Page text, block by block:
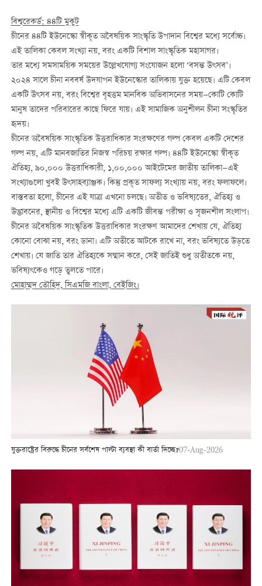
বিশ্বরেকর্ড: ৪৪টি মুকুট
চীনের ৪৪টি ইউনেস্কো স্বীকৃত অবৈষয়িক সাংস্কৃতি উপাদান বিশ্বের মধ্যে সর্বোচ্চ।
এই তালিকা কেবল সংখ্যা নয়, বরং একটি বিশাল সাংস্কৃতিক মহাসাগর।
তার মধ্যে সমসাময়িক সময়ের উল্লেখযোগ্য সংযোজন হলো ‘বসন্ত উৎসব’।
২০২৪ সালে চীনা নববর্ষ উদযাপন ইউনেস্কোর তালিকায় যুক্ত হয়েছে। এটি কেবল
একটি উৎসব নয়, বরং বিশ্বের বৃহত্তম মানবিক অভিবাসনের সময়—কোটি কোটি
মানুষ তাদের পরিবারের কাছে ফিরে যায়। এই সামাজিক অনুশীলন চীনা সংস্কৃতির
হৃদয়।
চীনের অবৈষয়িক সাংস্কৃতিক উত্তরাধিকার সংরক্ষণের গল্প কেবল একটি দেশের
গল্প নয়, এটি মানবজাতির নিজস্ব পরিচয় রক্ষার গল্প। ৪৪টি ইউনেস্কো স্বীকৃত
ঐতিহ্য, ৯০,০০০ উত্তরাধিকারী, ১,০০,০০০ আইটেমের জাতীয় তালিকা—এই
সংখ্যাগুলো খুবই উৎসাহব্যাঞ্জক। কিন্তু প্রকৃত সাফল্য সংখ্যায় নয়, বরং ফলাফলে।
বাস্তবতা হলো, চীনের এই যাত্রা এখনো চলছে। অতীত ও ভবিষ্যতের, ঐতিহ্য ও
উদ্ভাবনের, স্থানীয় ও বিশ্বের মধ্যে এটি একটি জীবন্ত পরীক্ষা ও সৃজনশীল সংলাপ।
চীনের অবৈষয়িক সাংস্কৃতিক উত্তরাধিকার সংরক্ষণ আমাদের শেখায় যে, ঐতিহ্য
কোনো বোঝা নয়, বরং ডানা। এটি অতীতে আটকে রাখে না, বরং ভবিষ্যতে উড়তে
শেখায়। যে জাতি তার ঐতিহ্যকে সম্মান করে, সেই জাতিই শুধু অতীতকে নয়,
ভবিষ্যৎকেও গড়ে তুলতে পারে।
মোহাম্মদ তৌহিদ, সিএমজি বাংলা, বেইজিং।
যুক্তরাষ্ট্রের বিরুদ্ধে চীনের সর্বশেষ পাল্টা ব্যবস্থা কী বার্তা দিচ্ছে?07-Aug-2026